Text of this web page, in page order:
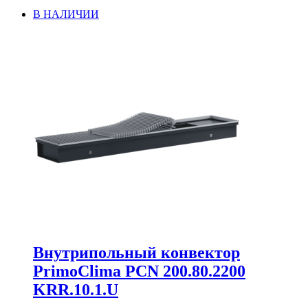
В НАЛИЧИИ
Внутрипольный конвектор
PrimoClima PCN 200.80.2200
KRR.10.1.U